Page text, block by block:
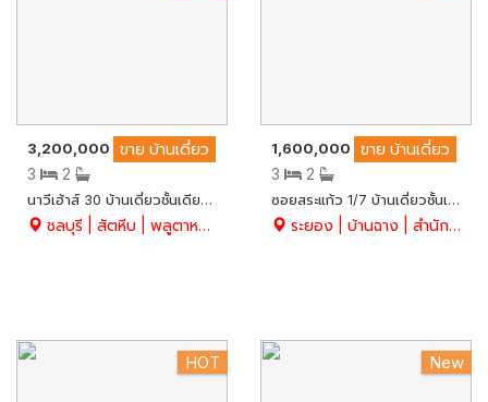
3,200,000 ขาย บ้านเดี่ยว
3
2
นาวีเฮ้าส์ 30 บ้านเดี่ยวชั้นเดียว 65.6 ตร.ว. ต่อเติมกว้าง ถูก คุ้ม ต.พลูตาหลวง อ.สัตหีบ จ.ชลบุรี
ชลบุรี | สัตหีบ | พลูตาหลวง
1,600,000 ขาย บ้านเดี่ยว
3
2
ซอยสระแก้ว 1/7 บ้านเดี่ยวชั้นเดียวสองหลังในพื้นที่ 47 ตร.ว. ขายพร้อมผู้เช่า 4,000 บาท/เดือน มีพื้นที่ด้านข้าง ทำเลดี อ.บ้านฉาง จ.ระยอง
ระยอง | บ้านฉาง | สำนักท้อน
HOT New